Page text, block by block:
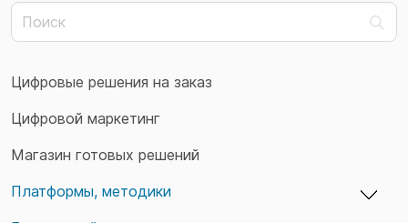
Цифровые решения на заказ
Цифровой маркетинг
Магазин готовых решений
Платформы, методики